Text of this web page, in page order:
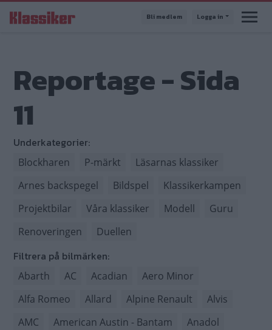
till
Bli medlem Logga in
Reportage - Sida
11
Underkategorier:
Blockharen P-märkt
Läsarnas klassiker
Arnes backspegel
Bildspel
Klassikerkampen
Projektbilar
Våra klassiker Modell
Guru
Renoveringen
Duellen
Filtrera på bilmärken:
Abarth AC Acadian
Aero Minor
Alfa Romeo
Allard Alpine Renault
Alvis
AMC
American Austin - Bantam
Anadol